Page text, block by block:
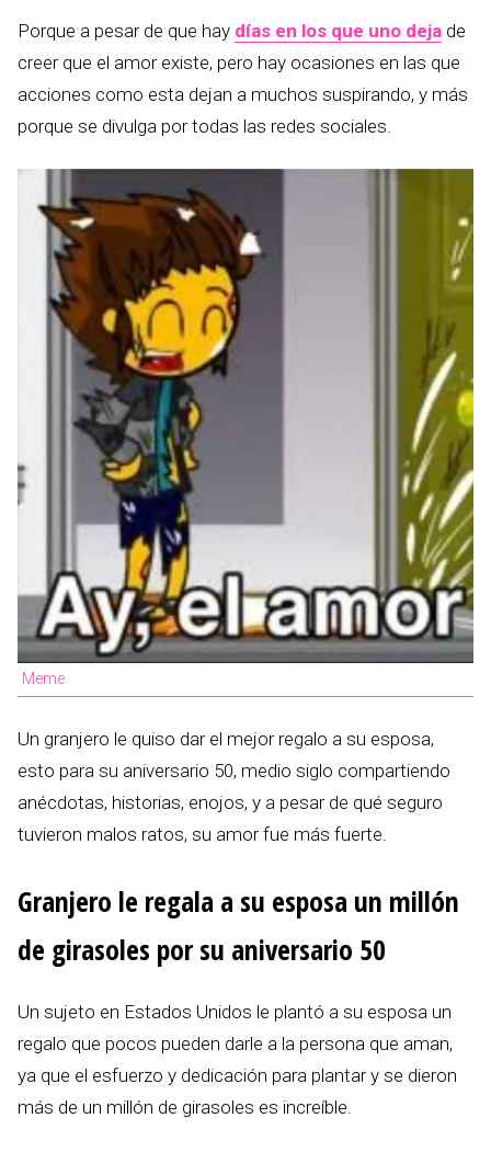
Porque a pesar de que hay días en los que uno deja de
creer que el amor existe, pero hay ocasiones en las que
acciones como esta dejan a muchos suspirando, y más
porque se divulga por todas las redes sociales.
Meme
Un granjero le quiso dar el mejor regalo a su esposa,
esto para su aniversario 50, medio siglo compartiendo
anécdotas, historias, enojos, y a pesar de qué seguro
tuvieron malos ratos, su amor fue más fuerte.
Granjero le regala a su esposa un millón
de girasoles por su aniversario 50
Un sujeto en Estados Unidos le plantó a su esposa un
regalo que pocos pueden darle a la persona que aman,
ya que el esfuerzo y dedicación para plantar y se dieron
más de un millón de girasoles es increíble.